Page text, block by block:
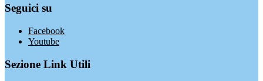
Seguici su
Facebook
Youtube
Sezione Link Utili